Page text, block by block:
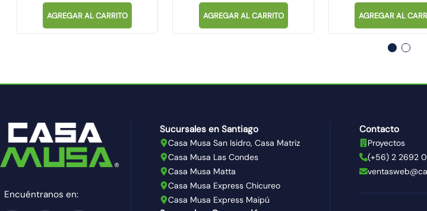
AGREGAR AL CARRITO AGREGAR AL CARRITO AGREGAR AL
Encuéntranos en:
Sucursales en Santiago
Casa Musa San Isidro, Casa Matriz
Casa Musa Las Condes
Casa Musa Matta
Casa Musa Express Chicureo
Casa Musa Express Maipú
Contacto
Proyectos
(+56) 2 2692